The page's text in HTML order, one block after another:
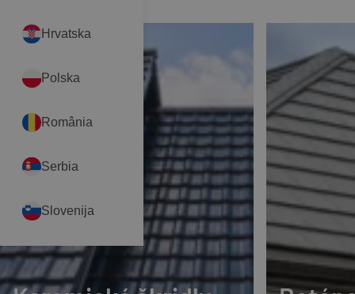
Hrvatska
Polska
România
Serbia
Slovenija